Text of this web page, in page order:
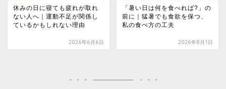
休みの日に寝ても疲れが取れ
ない人へ｜運動不足が関係し
ているかもしれない理由
2026年6月6日
「暑い日は何を食べれば?」の
前に｜猛暑でも食欲を保つ、
私の食べ方の工夫
2026年8月1日